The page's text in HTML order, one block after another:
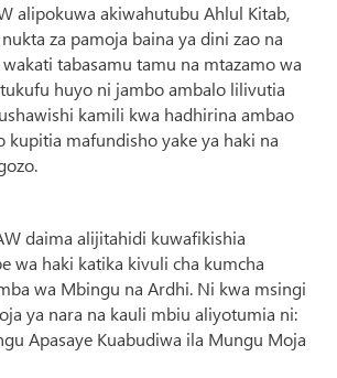
alipokuwa akiwahutubu Ahlul Kitab,
za pamoja baina ya dini zao na
tabasamu tamu na mtazamo wa
huyo ni jambo ambalo lilivutia
kamili kwa hadhirina ambao
kupitia mafundisho yake ya haki na
daima alijitahidi kuwafikishia
wa haki katika kivuli cha kumcha
wa Mbingu na Ardhi. Ni kwa msingi
ya nara na kauli mbiu aliyotumia ni:
Apasaye Kuabudiwa ila Mungu Moja